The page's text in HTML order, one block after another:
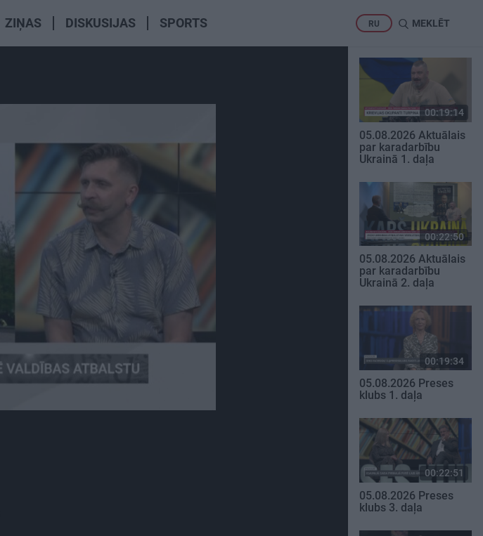
ZIŅAS DISKUSIJAS SPORTS RU MEKLĒT
00:19:14
05.08.2026 Aktuālais
par karadarbību
Ukrainā 1. daļa
00:22:50
05.08.2026 Aktuālais
par karadarbību
Ukrainā 2. daļa
00:19:34
05.08.2026 Preses
klubs 1. daļa
00:22:51
05.08.2026 Preses
klubs 3. daļa